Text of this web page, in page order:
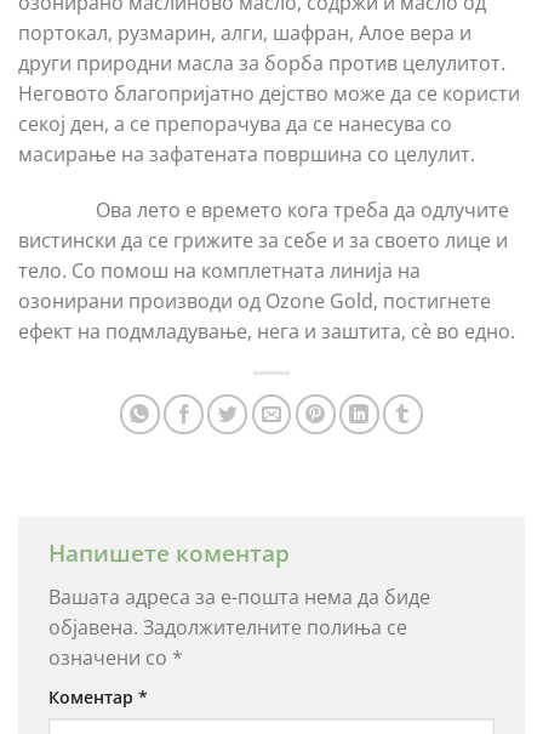
портокал, рузмарин, алги, шафран, Aлое вера и
други природни масла за борба против целулитот.
Неговото благопријатно дејство може да се користи
секој ден, а се препорачува да се нанесува со
масирање на зафатената површина со целулит.
Ова лето е времето кога треба да одлучите
вистински да се грижите за себе и за своето лице и
тело. Со помош на комплетната линија на
озонирани производи од Ozone Gold, постигнете
ефект на подмладување, нега и заштита, сè во едно.
Напишете коментар
Вашата адреса за е-пошта нема да биде
објавена. Задолжителните полиња се
означени со *
Коментар *